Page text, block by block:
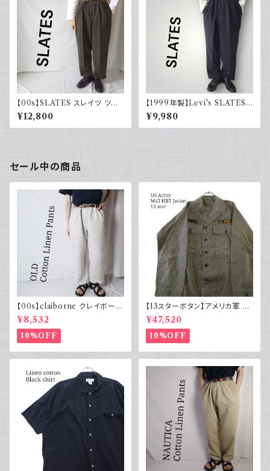
【00s】SLATES スレイツ ツー
タック スラックス リーバイス Le
vi's カーキグリーン 古着
¥12,800
【1999年製】Levi's SLATES
スレイツ スラックス ツータック
チャコールグレー リーバイス 古
着
¥9,980
セール中の商品
【00s】claiborne クレイボーン
リネンコットンパンツ ツータック
¥8,532
10%OFF
【13スターボタン】アメリカ軍 M
43 HBT ジャケット パッチ 軍物
実物
¥47,520
10%OFF